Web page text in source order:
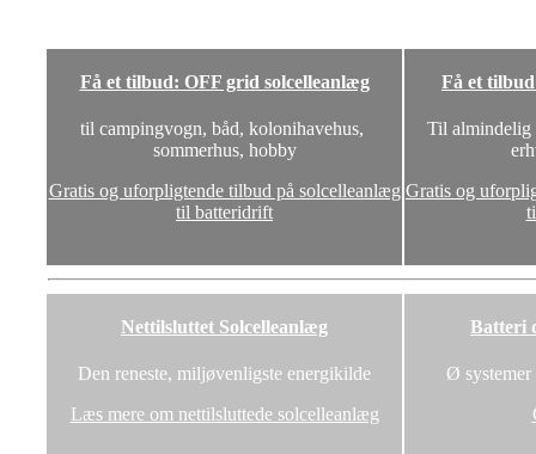
Få et tilbud: OFF grid solcelleanlæg
til campingvogn, båd, kolonihavehus,
sommerhus, hobby
Gratis og uforpligtende tilbud på solcelleanlæg
til batteridrift
Få et
Til almindelig
Gratis og
Nettilsluttet Solcelleanlæg
Den reneste, miljøvenligste energikilde
Læs mere om nettilsluttede solcelleanlæg
Batteri
Ø